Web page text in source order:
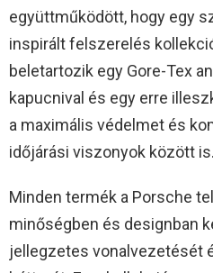
együttműködött, hogy egy
inspirált felszerelés
beletartozik egy Gore-Tex
kapucnival és egy erre
a maximális védelmet és
időjárási viszonyok között is.
Minden termék a Porsche
minőségben és designban
jellegzetes vonalvezetését